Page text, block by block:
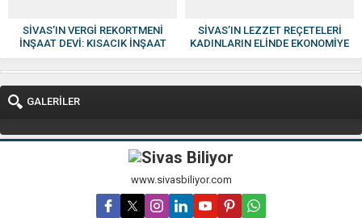
SİVAS’IN VERGİ REKORTMENİ
İNŞAAT DEVİ: KISACIK İNŞAAT
GÜVEN VE KALİTENİN ADI OLDU
SİVAS’IN LEZZET REÇETELERİ
KADINLARIN ELİNDE EKONOMİYE
KAZANDIRILIYOR
GALERİLER
www.sivasbiliyor.com